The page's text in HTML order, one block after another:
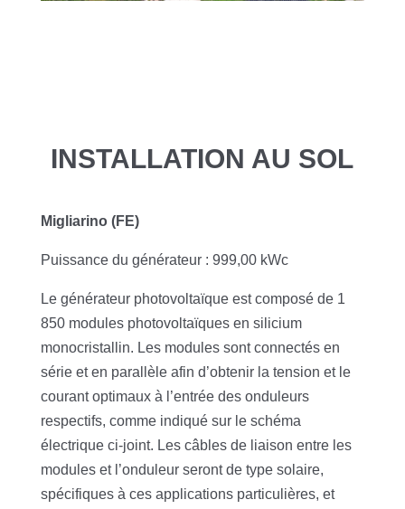
INSTALLATION AU SOL
Migliarino (FE)
Puissance du générateur : 999,00 kWc
Le générateur photovoltaïque est composé de 1
850 modules photovoltaïques en silicium
monocristallin. Les modules sont connectés en
série et en parallèle afin d’obtenir la tension et le
courant optimaux à l’entrée des onduleurs
respectifs, comme indiqué sur le schéma
électrique ci-joint. Les câbles de liaison entre les
modules et l’onduleur seront de type solaire,
spécifiques à ces applications particulières, et